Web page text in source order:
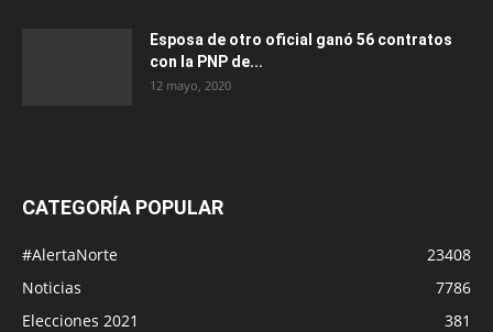
Esposa de otro oficial ganó 56 contratos
con la PNP de...
12 mayo, 2020
CATEGORÍA POPULAR
#AlertaNorte
23408
Noticias
7786
Elecciones 2021
381